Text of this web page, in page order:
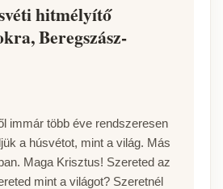
hitmélyítő
Beregszász-
immár több éve rendszeresen
a húsvétot, mint a világ. Más
Maga Krisztus! Szereted az
mint a világot? Szeretnél